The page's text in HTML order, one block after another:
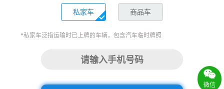
私家车 商品车
*私家车泛指运输时已上牌的车辆，包含汽车临时牌照
微信